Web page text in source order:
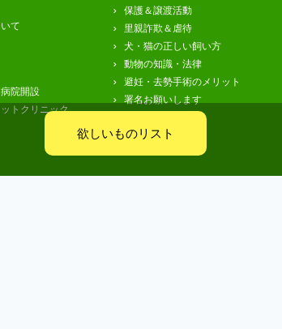
て
院開設
トクリニック
保護＆譲渡活動
里親詐欺＆虐待
犬・猫の正しい飼い方
動物の知識・法律
避妊・去勢手術のメリット
署名お願いします
欲しいものリスト